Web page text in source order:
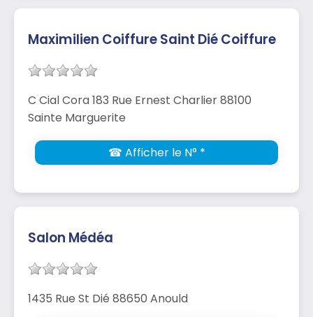
Maximilien Coiffure Saint Dié Coiffure
C Cial Cora 183 Rue Ernest Charlier 88100
Sainte Marguerite
☎ Afficher le N° *
Salon Médéa
1435 Rue St Dié 88650 Anould